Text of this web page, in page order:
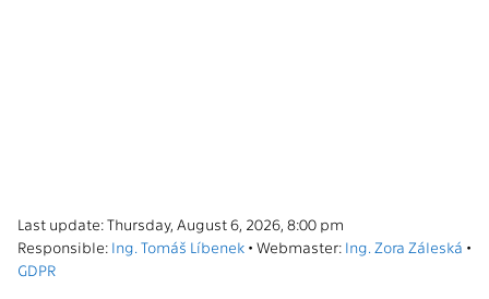
Last update: Thursday, August 6, 2026, 8:00 pm
Responsible: Ing. Tomáš Líbenek • Webmaster: Ing. Zora Záleská •
GDPR